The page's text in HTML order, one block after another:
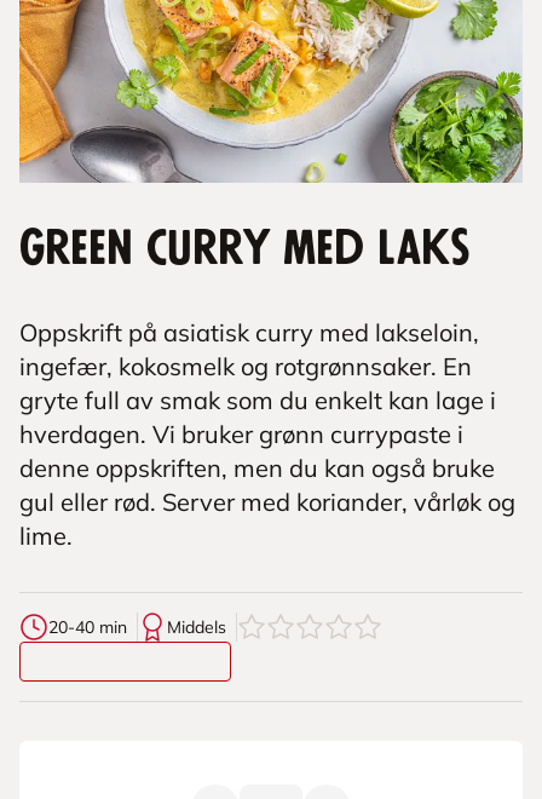
Green curry med laks
Oppskrift på asiatisk curry med lakseloin,
ingefær, kokosmelk og rotgrønnsaker. En
gryte full av smak som du enkelt kan lage i
hverdagen. Vi bruker grønn currypaste i
denne oppskriften, men du kan også bruke
gul eller rød. Server med koriander, vårløk og
lime.
20-40 min Middels 0av5stjerner